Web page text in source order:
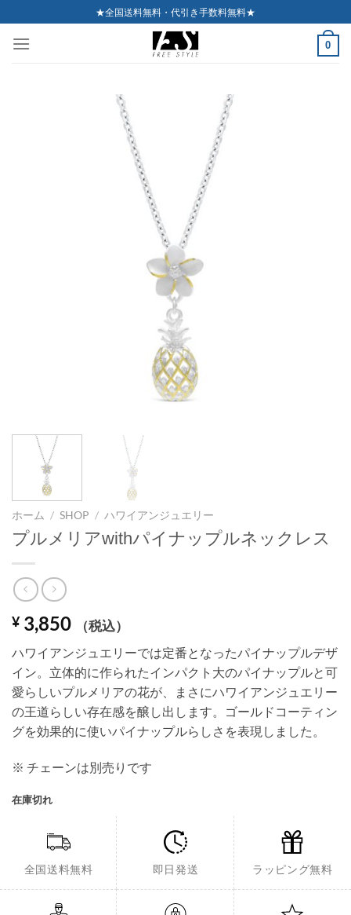
to
content
★全国送料無料・代引き手数料無料★
0
ホーム / SHOP / ハワイアンジュエリー
プルメリアwithパイナップルネックレス
¥ 3,850 （税込）
ハワイアンジュエリーでは定番となったパイナップルデザ
イン。立体的に作られたインパクト大のパイナップルと可
愛らしいプルメリアの花が、まさにハワイアンジュエリー
の王道らしい存在感を醸し出します。ゴールドコーティン
グを効果的に使いパイナップルらしさを表現しました。
※ チェーンは別売りです
在庫切れ
全国送料無料 即日発送 ラッピング無料